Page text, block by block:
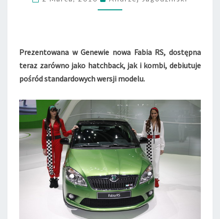
A
I
A
R
Prezentowana w Genewie nowa Fabia RS, dostępna
teraz zarówno jako hatchback, jak i kombi, debiutuje
pośród standardowych wersji modelu.